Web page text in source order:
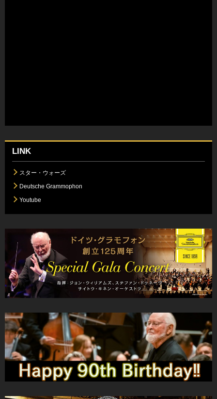
LINK
スター・ウォーズ
Deutsche Grammophon
Youtube